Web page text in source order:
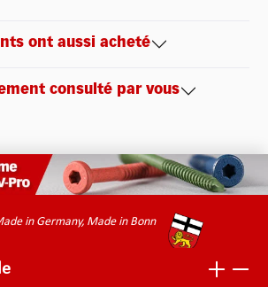
ont aussi acheté
consulté par vous
in Germany, Made in Bonn